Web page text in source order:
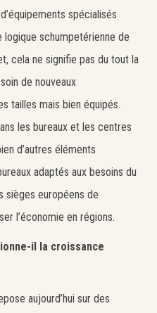
spécialisés
logique schumpetérienne de
cela ne signifie pas du tout la
de nouveaux
tailles mais bien équipés.
les bureaux et les centres
d’autres éléments
adaptés aux besoins du
sièges européens de
l’économie en régions.
il la croissance
aujourd’hui sur des